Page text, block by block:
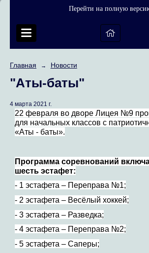
Перейти на полную
Главная → Новости
"Аты-баты"
4 марта 2021 г.
22 февраля во дворе Лицея №9
для начальных классов с
«Аты - баты».
Программа соревнований
шесть эстафет:
- 1 эстафета – Переправа №1;
- 2 эстафета – Весёлый хоккей;
- 3 эстафета – Разведка;
- 4 эстафета – Переправа №2;
- 5 эстафета – Саперы;